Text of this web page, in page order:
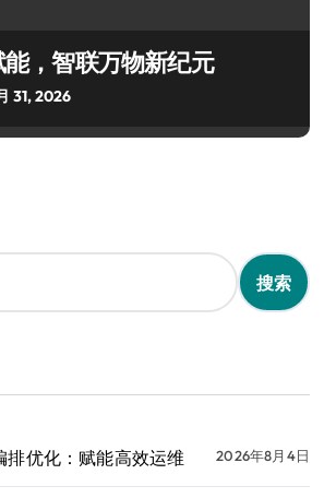
，智联万物新纪元
31, 2026
排优化：赋能高效运维 2026年8月4日